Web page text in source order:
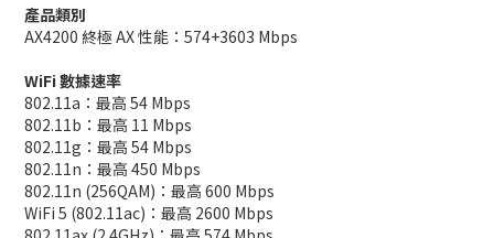
產品類別
AX4200 終極 AX 性能：574+3603 Mbps
WiFi 數據速率
802.11a：最高 54 Mbps
802.11b：最高 11 Mbps
802.11g：最高 54 Mbps
802.11n：最高 450 Mbps
802.11n (256QAM)：最高 600 Mbps
WiFi 5 (802.11ac)：最高 2600 Mbps